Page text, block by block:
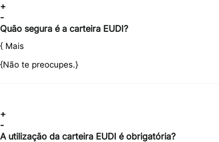
+
-
Quão segura é a carteira EUDI?
{ Mais
{Não te preocupes.}
+
-
A utilização da carteira EUDI é obrigatória?